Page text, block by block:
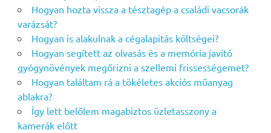
Hogyan hozta vissza a tésztagép a családi vacsorák
varázsát?
Hogyan is alakulnak a cégalapitás költségei?
Hogyan segített az olvasás és a memória javító
gyógynövények megőrizni a szellemi frissességemet?
Hogyan találtam rá a tökéletes akciós műanyag
ablakra?
Így lett belőlem magabiztos üzletasszony a
kamerák előtt